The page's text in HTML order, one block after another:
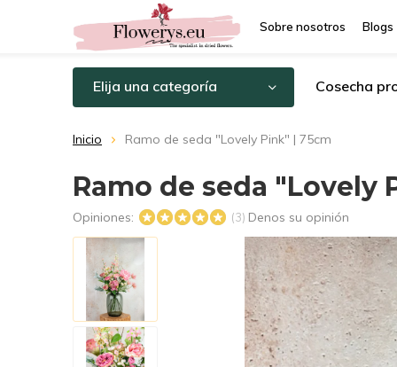
Sobre nosotros Blogs
Elija una categoría Cosecha
Inicio Ramo de seda "Lovely Pink" | 75cm
Ramo de seda "Lovely
Opiniones: (3) Denos su opinión